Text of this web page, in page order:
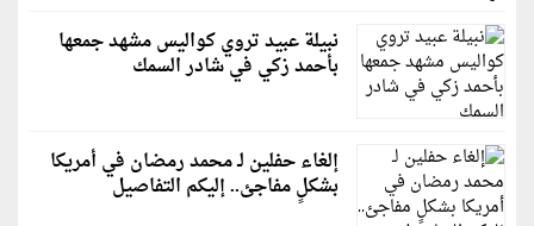
نبيلة عبيد تروي كواليس مشهد جمعها
بأحمد زكي في شادر السمك
إلغاء حفلين لـ محمد رمضان في أمريكا
بشكلٍ مفاجئ.. إليكم التفاصيل